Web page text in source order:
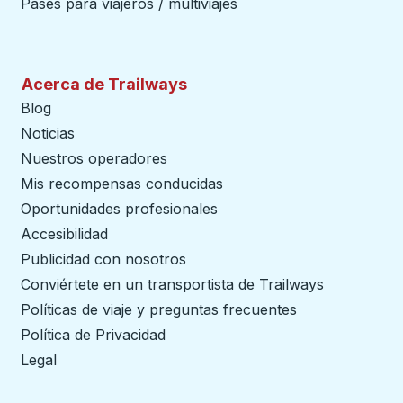
Pases para viajeros / multiviajes
Acerca de Trailways
Blog
Noticias
Nuestros operadores
Mis recompensas conducidas
Oportunidades profesionales
Accesibilidad
Publicidad con nosotros
Conviértete en un transportista de Trailways
Políticas de viaje y preguntas frecuentes
Política de Privacidad
Legal